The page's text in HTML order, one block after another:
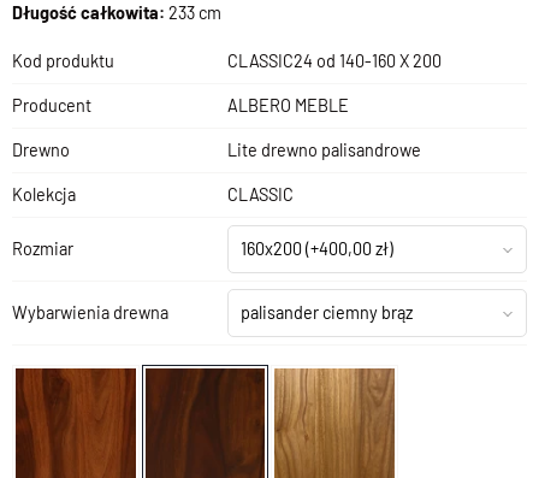
Długość całkowita: 233 cm
Kod produktu CLASSIC24 od 140-160 X 200
Producent ALBERO MEBLE
Drewno Lite drewno palisandrowe
Kolekcja CLASSIC
Rozmiar 160x200(+400,00 zł)
Wybarwienia drewna palisander ciemny brąz